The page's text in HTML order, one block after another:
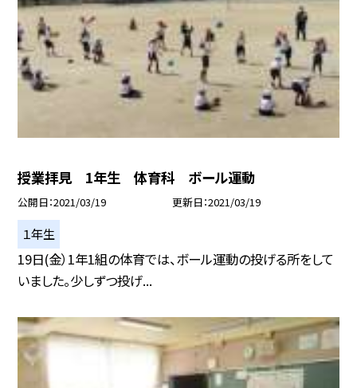
授業拝見 1年生 体育科 ボール運動
公開日 2021/03/19 更新日 2021/03/19
１年生
19日(金）1年1組の体育では、ボール運動の投げる所をして
いました。少しずつ投げ...